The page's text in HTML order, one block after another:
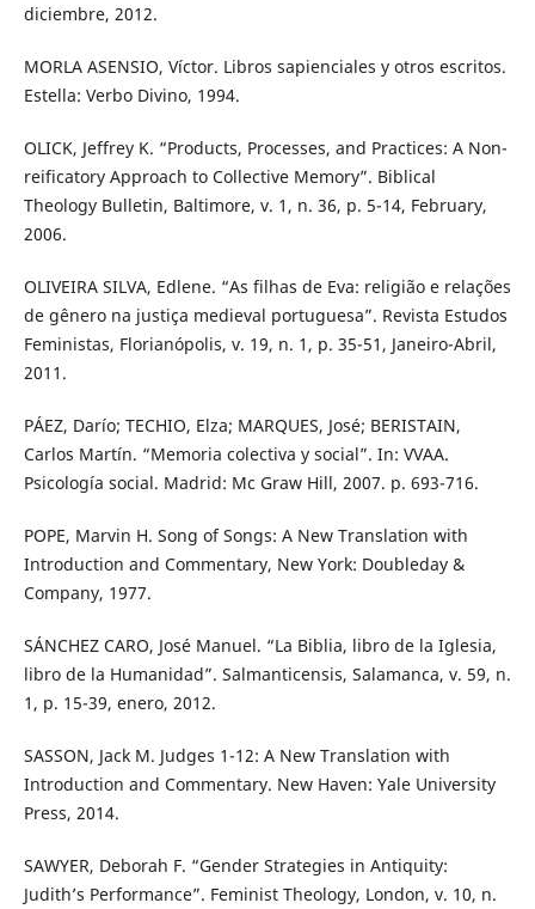
diciembre, 2012.
MORLA ASENSIO, Víctor. Libros sapienciales y otros escritos.
Estella: Verbo Divino, 1994.
OLICK, Jeffrey K. “Products, Processes, and Practices: A Non-
reificatory Approach to Collective Memory”. Biblical
Theology Bulletin, Baltimore, v. 1, n. 36, p. 5-14, February,
2006.
OLIVEIRA SILVA, Edlene. “As filhas de Eva: religião e relações
de gênero na justiça medieval portuguesa”. Revista Estudos
Feministas, Florianópolis, v. 19, n. 1, p. 35-51, Janeiro-Abril,
2011.
PÁEZ, Darío; TECHIO, Elza; MARQUES, José; BERISTAIN,
Carlos Martín. “Memoria colectiva y social”. In: VVAA.
Psicología social. Madrid: Mc Graw Hill, 2007. p. 693-716.
POPE, Marvin H. Song of Songs: A New Translation with
Introduction and Commentary, New York: Doubleday &
Company, 1977.
SÁNCHEZ CARO, José Manuel. “La Biblia, libro de la Iglesia,
libro de la Humanidad”. Salmanticensis, Salamanca, v. 59, n.
1, p. 15-39, enero, 2012.
SASSON, Jack M. Judges 1-12: A New Translation with
Introduction and Commentary. New Haven: Yale University
Press, 2014.
SAWYER, Deborah F. “Gender Strategies in Antiquity:
Judith’s Performance”. Feminist Theology, London, v. 10, n.